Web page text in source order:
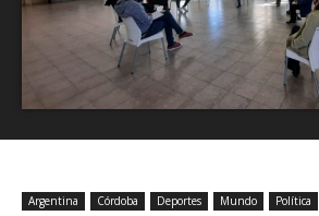
Argentina Córdoba Deportes Mundo Política